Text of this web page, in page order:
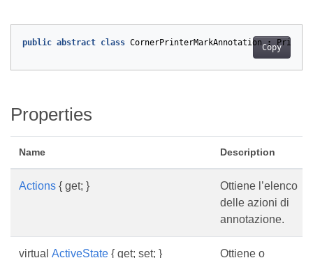
Copy
public abstract class CornerPrinterMarkAnnotation :
Properties
Name Description
Actions { get; }
Ottiene l’elenco
delle azioni di
annotazione.
virtual ActiveState { get; set; }
Ottiene o